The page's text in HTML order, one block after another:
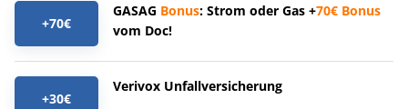
+70€
GASAG Bonus: Strom oder Gas +70€ Bonus
vom Doc!
+30€
Verivox Unfallversicherung